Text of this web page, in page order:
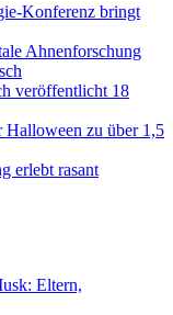
Konferenz bringt
Ahnenforschung
veröffentlicht 18
Halloween zu über 1,5
erlebt rasant
Eltern,